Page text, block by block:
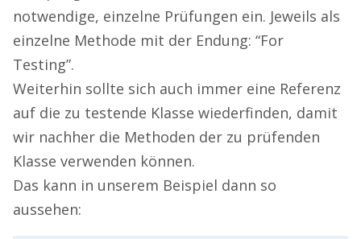
notwendige, einzelne Prüfungen ein. Jeweils als
einzelne Methode mit der Endung: “For
Testing”.
Weiterhin sollte sich auch immer eine Referenz
auf die zu testende Klasse wiederfinden, damit
wir nachher die Methoden der zu prüfenden
Klasse verwenden können.
Das kann in unserem Beispiel dann so
aussehen: